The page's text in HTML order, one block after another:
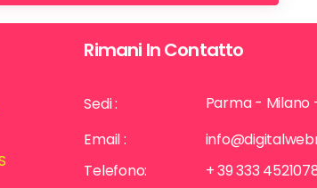
Rimani In Contatto
Sedi :
Parma - Milano
Email :
Telefono:
+ 39 333